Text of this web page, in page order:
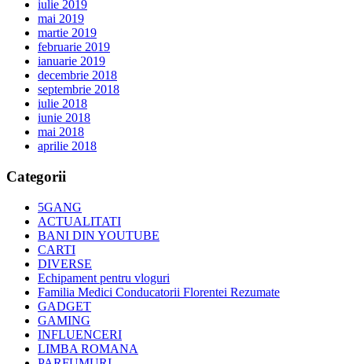
iulie 2019
mai 2019
martie 2019
februarie 2019
ianuarie 2019
decembrie 2018
septembrie 2018
iulie 2018
iunie 2018
mai 2018
aprilie 2018
Categorii
5GANG
ACTUALITATI
BANI DIN YOUTUBE
CARTI
DIVERSE
Echipament pentru vloguri
Familia Medici Conducatorii Florentei Rezumate
GADGET
GAMING
INFLUENCERI
LIMBA ROMANA